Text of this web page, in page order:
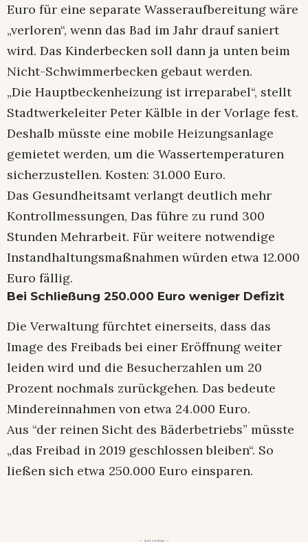
Euro für eine separate Wasseraufbereitung wäre
„verloren“, wenn das Bad im Jahr drauf saniert
wird. Das Kinderbecken soll dann ja unten beim
Nicht-Schwimmerbecken gebaut werden.
„Die Hauptbeckenheizung ist irreparabel“, stellt
Stadtwerkeleiter Peter Kälble in der Vorlage fest.
Deshalb müsste eine mobile Heizungsanlage
gemietet werden, um die Wassertemperaturen
sicherzustellen. Kosten: 31.000 Euro.
Das Gesundheitsamt verlangt deutlich mehr
Kontrollmessungen, Das führe zu rund 300
Stunden Mehrarbeit. Für weitere notwendige
Instandhaltungsmaßnahmen würden etwa 12.000
Euro fällig.
Bei Schließung 250.000 Euro weniger Defizit
Die Verwaltung fürchtet einerseits, dass das
Image des Freibads bei einer Eröffnung weiter
leiden wird und die Besucherzahlen um 20
Prozent nochmals zurückgehen. Das bedeute
Mindereinnahmen von etwa 24.000 Euro.
Aus “der reinen Sicht des Bäderbetriebs” müsste
„das Freibad in 2019 geschlossen bleiben“. So
ließen sich etwa 250.000 Euro einsparen.